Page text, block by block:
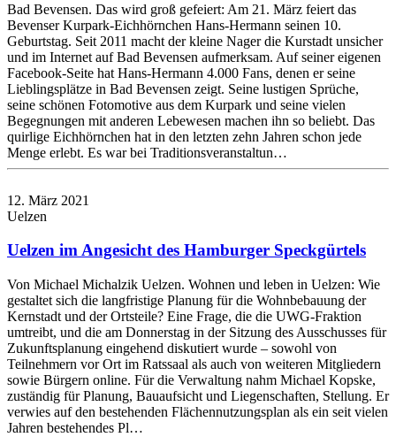
Bad Bevensen. Das wird groß gefeiert: Am 21. März feiert das
Bevenser Kurpark-Eichhörnchen Hans-Hermann seinen 10.
Geburtstag. Seit 2011 macht der kleine Nager die Kurstadt unsicher
und im Internet auf Bad Bevensen aufmerksam. Auf seiner eigenen
Facebook-Seite hat Hans-Hermann 4.000 Fans, denen er seine
Lieblingsplätze in Bad Bevensen zeigt. Seine lustigen Sprüche,
seine schönen Fotomotive aus dem Kurpark und seine vielen
Begegnungen mit anderen Lebewesen machen ihn so beliebt. Das
quirlige Eichhörnchen hat in den letzten zehn Jahren schon jede
Menge erlebt. Es war bei Traditionsveranstaltun…
12. März 2021
Uelzen
Uelzen im Angesicht des Hamburger Speckgürtels
Von Michael Michalzik Uelzen. Wohnen und leben in Uelzen: Wie
gestaltet sich die langfristige Planung für die Wohnbebauung der
Kernstadt und der Ortsteile? Eine Frage, die die UWG-Fraktion
umtreibt, und die am Donnerstag in der Sitzung des Ausschusses für
Zukunftsplanung eingehend diskutiert wurde – sowohl von
Teilnehmern vor Ort im Ratssaal als auch von weiteren Mitgliedern
sowie Bürgern online. Für die Verwaltung nahm Michael Kopske,
zuständig für Planung, Bauaufsicht und Liegenschaften, Stellung. Er
verwies auf den bestehenden Flächennutzungsplan als ein seit vielen
Jahren bestehendes Pl…